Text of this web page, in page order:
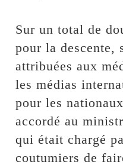
Sur un total de
pour la descente,
attribuées aux
les médias
pour les
accordé au
qui était chargé
coutumiers de